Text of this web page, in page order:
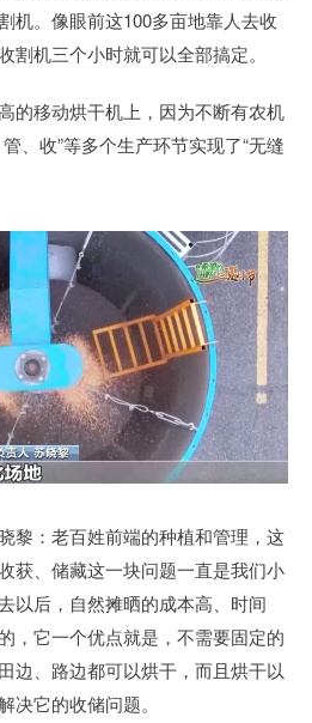
。像眼前这100多亩地靠人去收
割机三个小时就可以全部搞定。
的移动烘干机上，因为不断有农机
、收”等多个生产环节实现了“无缝
黎：老百姓前端的种植和管理，这
获、储藏这一块问题一直是我们小
以后，自然摊晒的成本高、时间
，它一个优点就是，不需要固定的
边、路边都可以烘干，而且烘干以
决它的收储问题。